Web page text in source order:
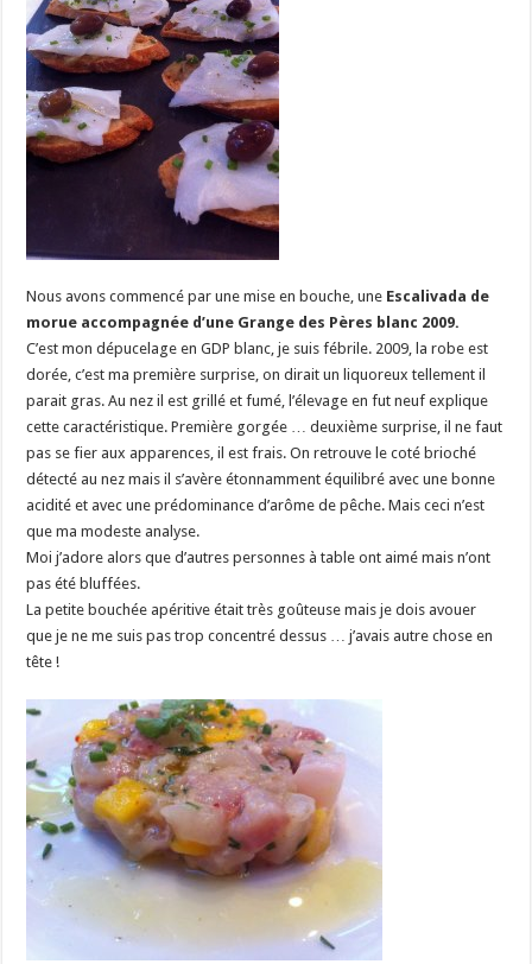
Nous avons commencé par une mise en bouche, une Escalivada de
morue accompagnée d’une Grange des Pères blanc 2009.
C’est mon dépucelage en GDP blanc, je suis fébrile. 2009, la robe est
dorée, c’est ma première surprise, on dirait un liquoreux tellement il
parait gras. Au nez il est grillé et fumé, l’élevage en fut neuf explique
cette caractéristique. Première gorgée … deuxième surprise, il ne faut
pas se fier aux apparences, il est frais. On retrouve le coté brioché
détecté au nez mais il s’avère étonnamment équilibré avec une bonne
acidité et avec une prédominance d’arôme de pêche. Mais ceci n’est
que ma modeste analyse.
Moi j’adore alors que d’autres personnes à table ont aimé mais n’ont
pas été bluffées.
La petite bouchée apéritive était très goûteuse mais je dois avouer
que je ne me suis pas trop concentré dessus … j’avais autre chose en
tête !